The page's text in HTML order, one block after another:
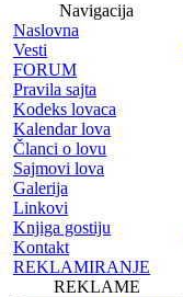
Navigacija
Naslovna
Vesti
FORUM
Pravila sajta
Kodeks lovaca
Kalendar lova
Članci o lovu
Sajmovi lova
Galerija
Linkovi
Knjiga gostiju
Kontakt
REKLAMIRANJE
REKLAME